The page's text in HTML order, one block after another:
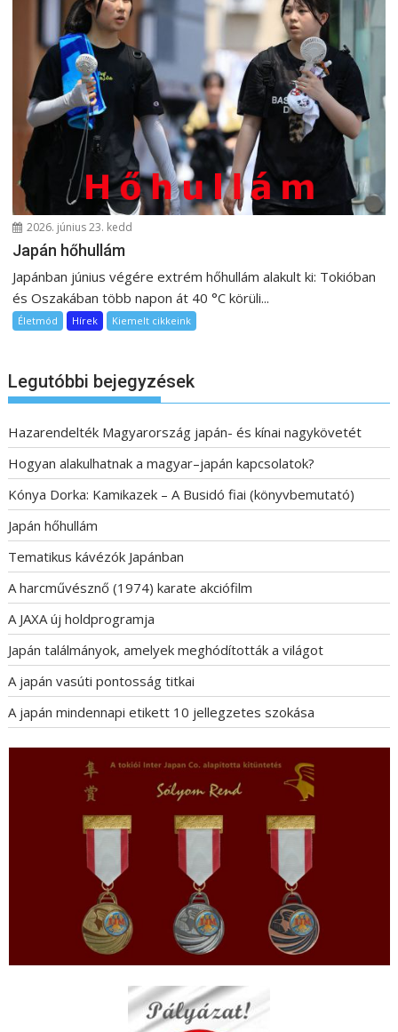
2026. június 23. kedd
Japán hőhullám
Japánban június végére extrém hőhullám alakult ki: Tokióban
és Oszakában több napon át 40 °C körüli...
Életmód Hírek Kiemelt cikkeink
Legutóbbi bejegyzések
Hazarendelték Magyarország japán- és kínai nagykövetét
Hogyan alakulhatnak a magyar–japán kapcsolatok?
Kónya Dorka: Kamikazek – A Busidó fiai (könyvbemutató)
Japán hőhullám
Tematikus kávézók Japánban
A harcművésznő (1974) karate akciófilm
A JAXA új holdprogramja
Japán találmányok, amelyek meghódították a világot
A japán vasúti pontosság titkai
A japán mindennapi etikett 10 jellegzetes szokása